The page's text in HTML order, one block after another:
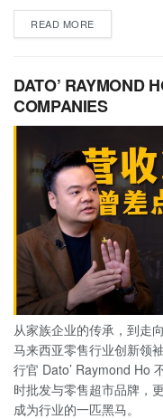
READ MORE
DATO’ RAYMOND
COMPANIES
从家族企业的传承，到走
马来西亚零售行业创新领
行官 Dato’ Raymond Ho
时批发与零售超市品牌，
成为行业的一匹黑马。